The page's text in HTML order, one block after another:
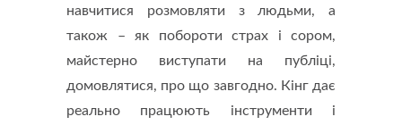
навчитися розмовляти з людьми, а
також – як побороти страх і сором,
майстерно виступати на публіці,
домовлятися, про що завгодно. Кінг дає
реально працюють інструменти і